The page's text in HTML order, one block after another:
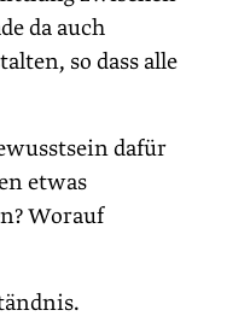
da auch
so dass alle
dafür
etwas
Worauf